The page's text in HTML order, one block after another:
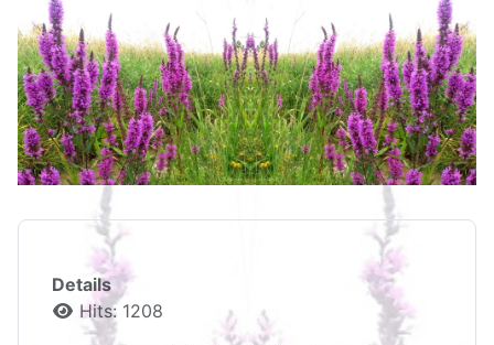
Details
Hits: 1208